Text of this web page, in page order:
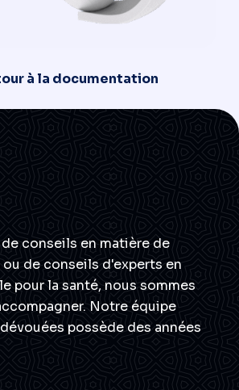
à la documentation
conseils en matière de
de conseils d'experts en
pour la santé, nous sommes
Notre équipe
possède des années